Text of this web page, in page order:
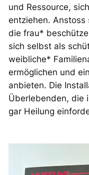
und Ressource,
entziehen. Anstoss
die frau*
sich selbst als
weibliche*
ermöglichen und
anbieten. Die
Überlebenden, die
gar Heilung